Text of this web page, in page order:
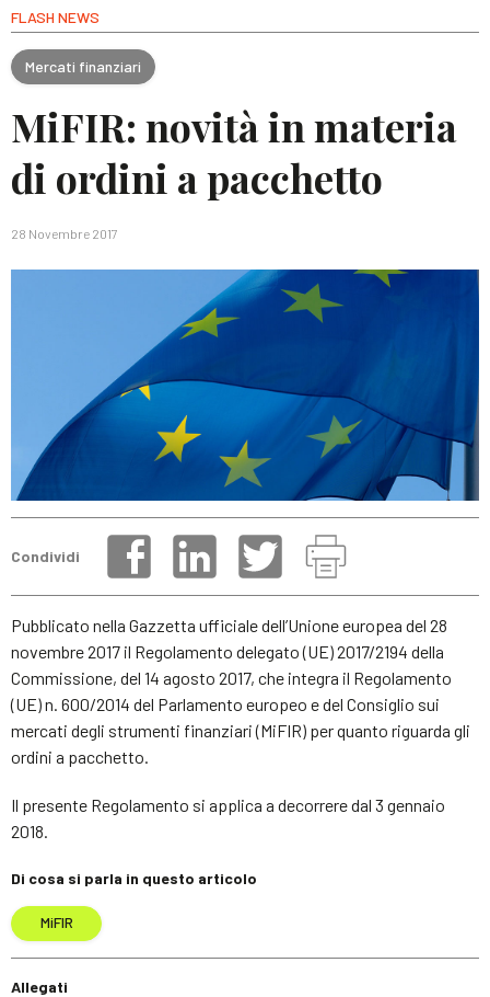
FLASH NEWS
Mercati finanziari
MiFIR: novità in materia
di ordini a pacchetto
28 Novembre 2017
Condividi
Pubblicato nella Gazzetta ufficiale dell’Unione europea del 28
novembre 2017 il Regolamento delegato (UE) 2017/2194 della
Commissione, del 14 agosto 2017, che integra il Regolamento
(UE) n. 600/2014 del Parlamento europeo e del Consiglio sui
mercati degli strumenti finanziari (MiFIR) per quanto riguarda gli
ordini a pacchetto.
Il presente Regolamento si applica a decorrere dal 3 gennaio
2018.
Di cosa si parla in questo articolo
MiFIR
Allegati